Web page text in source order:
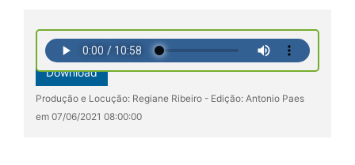
Download
Produção e Locução: Regiane Ribeiro - Edição: Antonio Paes
em 07/06/2021 08:00:00